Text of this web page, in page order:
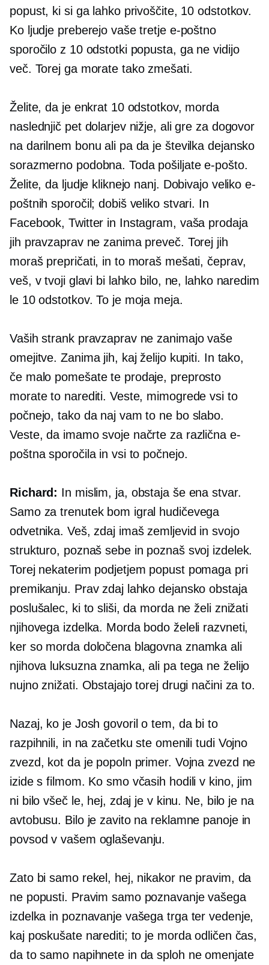
popust, ki si ga lahko privoščite, 10 odstotkov.
Ko ljudje preberejo vaše tretje e-poštno
sporočilo z 10 odstotki popusta, ga ne vidijo
več. Torej ga morate tako zmešati.
Želite, da je enkrat 10 odstotkov, morda
naslednjič pet dolarjev nižje, ali gre za dogovor
na darilnem bonu ali pa da je številka dejansko
sorazmerno podobna. Toda pošiljate e-pošto.
Želite, da ljudje kliknejo nanj. Dobivajo veliko e-
poštnih sporočil; dobiš veliko stvari. In
Facebook, Twitter in Instagram, vaša prodaja
jih pravzaprav ne zanima preveč. Torej jih
moraš prepričati, in to moraš mešati, čeprav,
veš, v tvoji glavi bi lahko bilo, ne, lahko naredim
le 10 odstotkov. To je moja meja.
Vaših strank pravzaprav ne zanimajo vaše
omejitve. Zanima jih, kaj želijo kupiti. In tako,
če malo pomešate te prodaje, preprosto
morate to narediti. Veste, mimogrede vsi to
počnejo, tako da naj vam to ne bo slabo.
Veste, da imamo svoje načrte za različna e-
poštna sporočila in vsi to počnejo.
Richard: In mislim, ja, obstaja še ena stvar.
Samo za trenutek bom igral hudičevega
odvetnika. Veš, zdaj imaš zemljevid in svojo
strukturo, poznaš sebe in poznaš svoj izdelek.
Torej nekaterim podjetjem popust pomaga pri
premikanju. Prav zdaj lahko dejansko obstaja
poslušalec, ki to sliši, da morda ne želi znižati
njihovega izdelka. Morda bodo želeli razvneti,
ker so morda določena blagovna znamka ali
njihova luksuzna znamka, ali pa tega ne želijo
nujno znižati. Obstajajo torej drugi načini za to.
Nazaj, ko je Josh govoril o tem, da bi to
razpihnili, in na začetku ste omenili tudi Vojno
zvezd, kot da je popoln primer. Vojna zvezd ne
izide s filmom. Ko smo včasih hodili v kino, jim
ni bilo všeč le, hej, zdaj je v kinu. Ne, bilo je na
avtobusu. Bilo je zavito na reklamne panoje in
povsod v vašem oglaševanju.
Zato bi samo rekel, hej, nikakor ne pravim, da
ne popusti. Pravim samo poznavanje vašega
izdelka in poznavanje vašega trga ter vedenje,
kaj poskušate narediti; to je morda odličen čas,
da to samo napihnete in da sploh ne omenjate